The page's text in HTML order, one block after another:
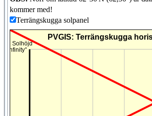
kommer med!
Terrängskugga solpanel